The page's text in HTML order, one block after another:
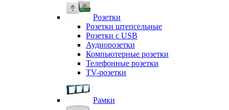
Розетки
Розетки штепсельные
Розетки с USB
Аудиорозетки
Компьютерные розетки
Телефонные розетки
TV-розетки
Рамки